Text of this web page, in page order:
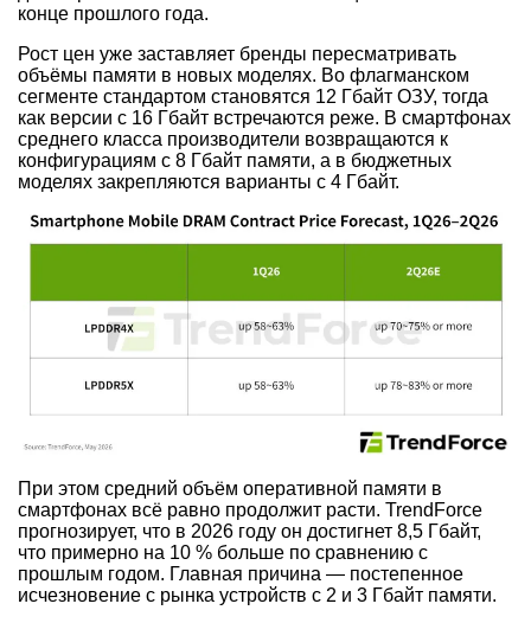
конце прошлого года.
Рост цен уже заставляет бренды пересматривать
объёмы памяти в новых моделях. Во флагманском
сегменте стандартом становятся 12 Гбайт ОЗУ, тогда
как версии с 16 Гбайт встречаются реже. В смартфонах
среднего класса производители возвращаются к
конфигурациям с 8 Гбайт памяти, а в бюджетных
моделях закрепляются варианты с 4 Гбайт.
При этом средний объём оперативной памяти в
смартфонах всё равно продолжит расти. TrendForce
прогнозирует, что в 2026 году он достигнет 8,5 Гбайт,
что примерно на 10 % больше по сравнению с
прошлым годом. Главная причина — постепенное
исчезновение с рынка устройств с 2 и 3 Гбайт памяти.